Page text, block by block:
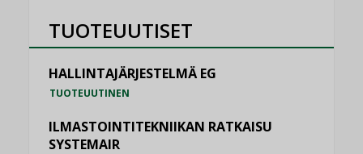
TUOTEUUTISET
HALLINTAJÄRJESTELMÄ EG
TUOTEUUTINEN
ILMASTOINTITEKNIIKAN RATKAISU
SYSTEMAIR